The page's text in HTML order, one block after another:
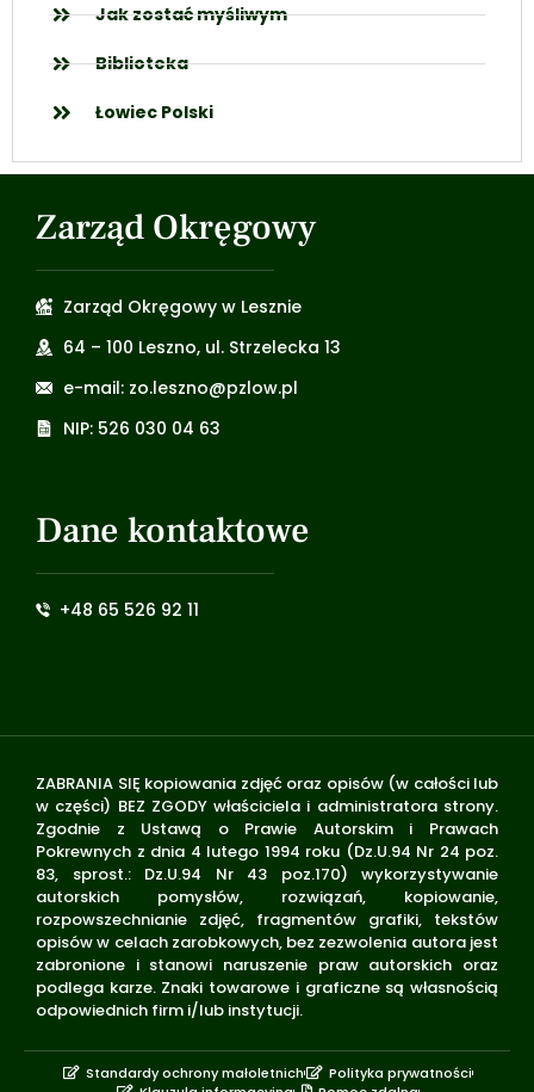
Jak zostać myśliwym
Biblioteka
Łowiec Polski
Zarząd Okręgowy
Zarząd Okręgowy w Lesznie
64 – 100 Leszno, ul. Strzelecka 13
e-mail: zo.leszno@pzlow.pl
NIP: 526 030 04 63
Dane kontaktowe
+48 65 526 92 11
ZABRANIA SIĘ kopiowania zdjęć oraz opisów (w całości lub
w części) BEZ ZGODY właściciela i administratora strony.
Zgodnie z Ustawą o Prawie Autorskim i Prawach
Pokrewnych z dnia 4 lutego 1994 roku (Dz.U.94 Nr 24 poz.
83, sprost.: Dz.U.94 Nr 43 poz.170) wykorzystywanie
autorskich pomysłów, rozwiązań, kopiowanie,
rozpowszechnianie zdjęć, fragmentów grafiki, tekstów
opisów w celach zarobkowych, bez zezwolenia autora jest
zabronione i stanowi naruszenie praw autorskich oraz
podlega karze. Znaki towarowe i graficzne są własnością
odpowiednich firm i/lub instytucji.
Standardy ochrony małoletnich
Polityka prywatności